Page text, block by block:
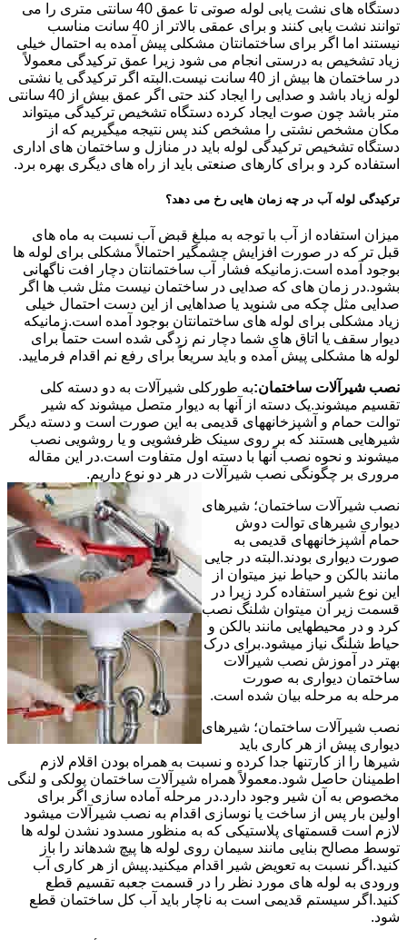
دستگاه های نشت یابی لوله صوتی تا عمق 40 سانتی متری را می
توانند نشت یابی کنند و برای عمقی بالاتر از 40 سانت مناسب
نیستند اما اگر برای ساختمانتان مشکلی پیش آمده به احتمال خیلی
زیاد تشخیص به درستی انجام می شود زیرا عمق ترکیدگی معمولاً
در ساختمان ها بیش از 40 سانت نیست.البته اگر ترکیدگی یا نشتی
لوله زیاد باشد و صدایی را ایجاد کند حتی اگر عمق بیش از 40 سانتی
متر باشد چون صوت ایجاد کرده دستگاه تشخیص ترکیدگی میتواند
مکان مشخص نشتی را مشخص کند پس نتیجه میگیریم که از
دستگاه تشخیص ترکیدگی لوله باید در منازل و ساختمان های اداری
استفاده کرد و برای کارهای صنعتی باید از راه های دیگری بهره برد.
ترکیدگی لوله آب در چه زمان هایی رخ می دهد؟
میزان استفاده از آب با توجه به مبلغ قبض آب نسبت به ماه های
قبل تر که در صورت افزایش چشمگیر احتمالاً مشکلی برای لوله ها
بوجود آمده است.زمانیکه فشار آب ساختمانتان دچار افت ناگهانی
بشود.در زمان های که صدایی در ساختمان نیست مثل شب ها اگر
صدایی مثل چکه می شنوید یا صداهایی از این دست احتمال خیلی
زیاد مشکلی برای لوله های ساختمانتان بوجود آمده است.زمانیکه
دیوار سقف یا اتاق های شما دچار نم زدگی شده است حتماً برای
لوله ها مشکلی پیش آمده و باید سریعاً برای رفع نم اقدام فرمایید.
نصب شیرآلات ساختمان:به طورکلی شیرآلات به دو دسته کلی
تقسیم میشوند.یک دسته از آنها به دیوار متصل میشوند که شیر
توالت حمام و آشپزخانههای قدیمی به این صورت است و دسته دیگر
شیرهایی هستند که بر روی سینک ظرفشویی و یا روشویی نصب
میشوند و نحوه نصب آنها با دسته اول متفاوت است.در این مقاله
مروری بر چگونگی نصب شیرآلات در هر دو نوع داریم.
نصب شیرآلات ساختمان؛ شیرهای
دیواری شیرهای توالت دوش
حمام آشپزخانههای قدیمی به
صورت دیواری بودند.البته در جایی
مانند بالکن و حیاط نیز میتوان از
این نوع شیر استفاده کرد زیرا در
قسمت زیر آن میتوان شلنگ نصب
کرد و در محیطهایی مانند بالکن و
حیاط شلنگ نیاز میشود.برای درک
بهتر در آموزش نصب شیرآلات
ساختمان دیواری به صورت
مرحله به مرحله بیان شده است.
نصب شیرآلات ساختمان؛ شیرهای
دیواری پیش از هر کاری باید
شیرها را از کارتنها جدا کرده و نسبت به همراه بودن اقلام لازم
اطمینان حاصل شود.معمولاً همراه شیرآلات ساختمان پولکی و لنگی
مخصوص به آن شیر وجود دارد.در مرحله آماده سازی اگر برای
اولین بار پس از ساخت یا نوسازی اقدام به نصب شیرآلات میشود
لازم است قسمتهای پلاستیکی که به منظور مسدود نشدن لوله ها
توسط مصالح بنایی مانند سیمان روی لوله ها پیچ شدهاند را باز
کنید.اگر نسبت به تعویض شیر اقدام میکنید.پیش از هر کاری آب
ورودی به لوله های مورد نظر را در قسمت جعبه تقسیم قطع
کنید.اگر سیستم قدیمی است به ناچار باید آب کل ساختمان قطع
شود.